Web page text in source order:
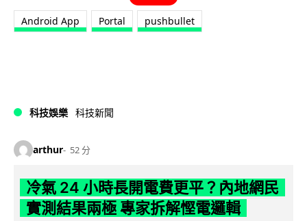
Android App Portal pushbullet
科技娛樂 科技新聞
arthur 52 分
冷氣 24 小時長開電費更平？內地網民
實測結果兩極 專家拆解慳電邏輯